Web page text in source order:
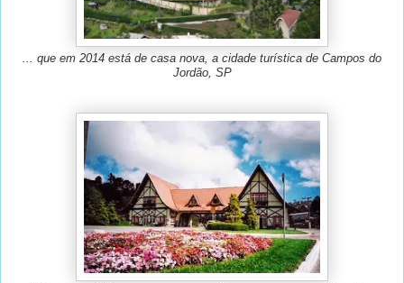
... que em 2014 está de casa nova, a cidade turística de Campos do
Jordão, SP